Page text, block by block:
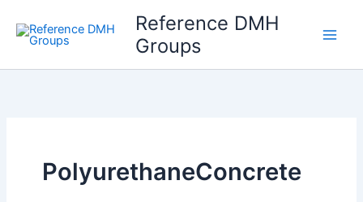
content
Reference DMH
Groups
PolyurethaneConcrete